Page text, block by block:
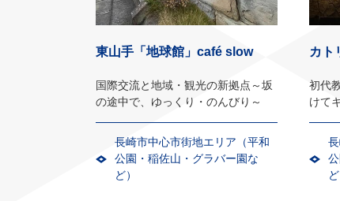
東山手「地球館」café slow
国際交流と地域・観光の新拠点～坂
の途中で、ゆっくり・のんびり～
長崎市中心市街地エリア（平和
公園・稲佐山・グラバー園な
ど）
カト
初代
けて
ど